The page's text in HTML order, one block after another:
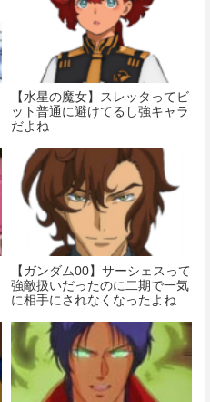
【水星の魔女】スレッタってビ
ット普通に避けてるし強キャラ
だよね
【ガンダム00】サーシェスって
強敵扱いだったのに二期で一気
に相手にされなくなったよね